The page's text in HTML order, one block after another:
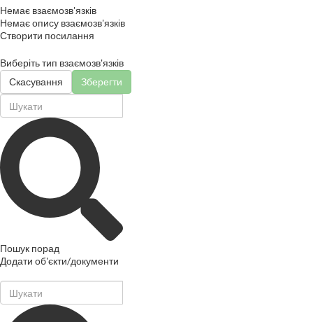
Немає взаємозв'язків
Немає опису взаємозв'язків
Створити посилання
Виберіть тип взаємозв'язків
Скасування
Зберегти
Пошук порад
Додати об'єкти/документи